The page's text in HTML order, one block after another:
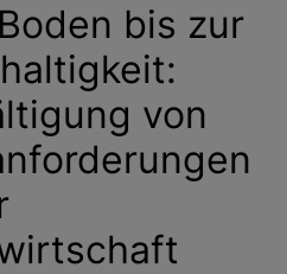
bis zur
von